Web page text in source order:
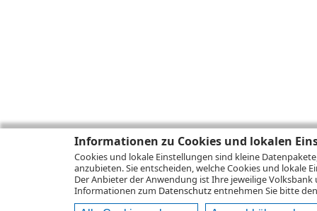
Informationen zu Cookies und lokalen
Cookies und lokale Einstellungen sind kleine
anzubieten. Sie entscheiden, welche Cookies und lokale
Der Anbieter der Anwendung ist Ihre jeweilige Volksbank
Informationen zum Datenschutzentnehmen Sie bitte